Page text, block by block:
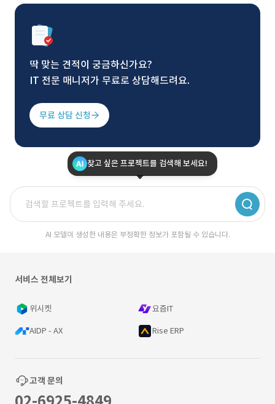
딱 맞는 견적이 궁금하신가요?
IT 전문 매니저가 무료로 상담해드려요.
무료 상담 신청
찾고 싶은 프로젝트를 검색해 보세요!
AI 모델이 생성한 내용은 부정확한 정보가 포함될 수 있습니다.
서비스 전체보기
위시켓 요즘IT
AIDP - AX Rise ERP
고객 문의